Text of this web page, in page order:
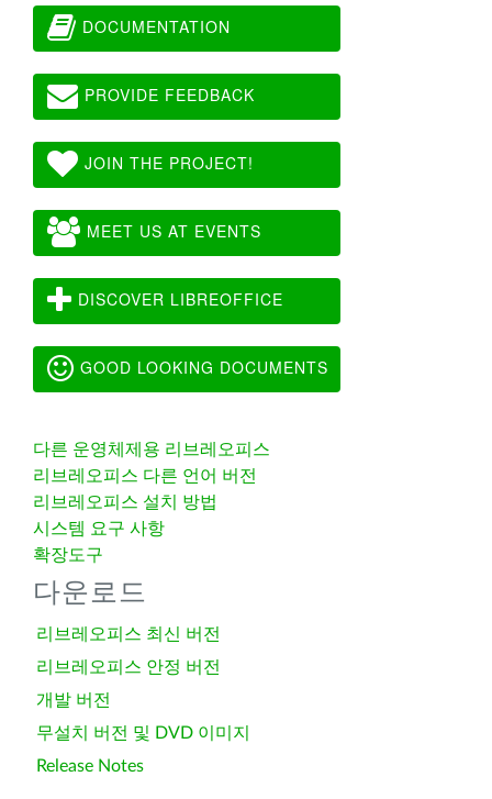
DOCUMENTATION
PROVIDE FEEDBACK
JOIN THE PROJECT!
MEET US AT EVENTS
DISCOVER LIBREOFFICE
GOOD LOOKING DOCUMENTS
다른 운영체제용 리브레오피스
리브레오피스 다른 언어 버전
리브레오피스 설치 방법
시스템 요구 사항
확장도구
다운로드
리브레오피스 최신 버전
리브레오피스 안정 버전
개발 버전
무설치 버전 및 DVD 이미지
Release Notes